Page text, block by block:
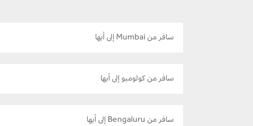
سافر من Mumbai إلى أبها
سافر من كولومبو إلى أبها
سافر من Bengaluru إلى أبها